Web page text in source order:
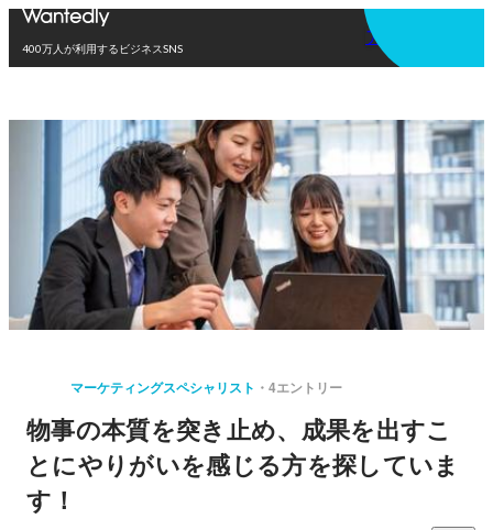
400万人が利用するビジネスSNS
アプリを使う
マーケティングスペシャリスト 4エントリー
物事の本質を突き止め、成果を出すこ
とにやりがいを感じる方を探していま
す！